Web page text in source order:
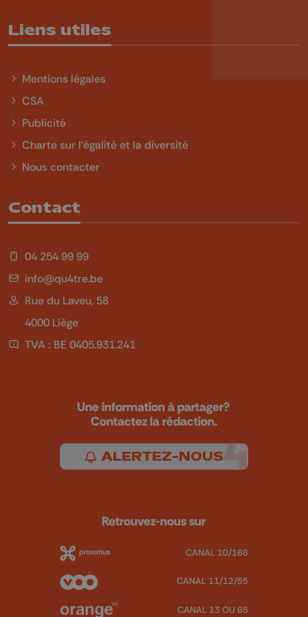
Liens utiles
Mentions légales
CSA
Publicité
Charte sur l'égalité et la diversité
Nous contacter
Contact
04 254 99 99
info@qu4tre.be
Rue du Laveu, 58
4000 Liège
TVA : BE 0405.931.241
Une information à partager?
Contactez la rédaction.
ALERTEZ-NOUS
Retrouvez-nous sur
CANAL 10/166
CANAL 11/12/55
CANAL 13 OU 65